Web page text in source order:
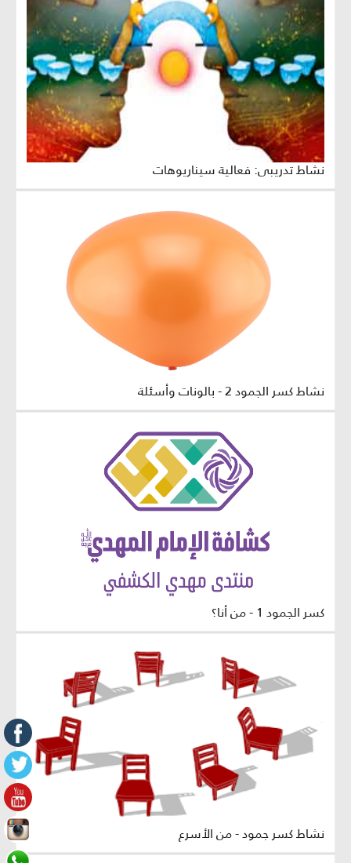
نشاط تدريبي: فعالية سيناريوهات
نشاط كسر الجمود 2 - بالونات وأسئلة
كسر الجمود 1 - من أنا؟
نشاط كسر جمود - من الأسرع